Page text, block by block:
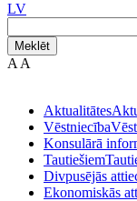
LV
Meklēt
A A
Aktualitātes
Vēstniecība
Konsulārā
Tautiešiem
Divpusējās
Ekonomiskās